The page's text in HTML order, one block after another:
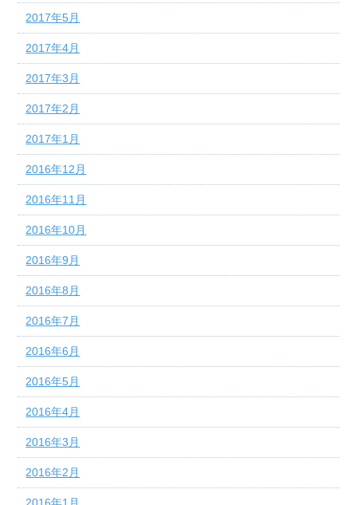
2017年5月
2017年4月
2017年3月
2017年2月
2017年1月
2016年12月
2016年11月
2016年10月
2016年9月
2016年8月
2016年7月
2016年6月
2016年5月
2016年4月
2016年3月
2016年2月
2016年1月